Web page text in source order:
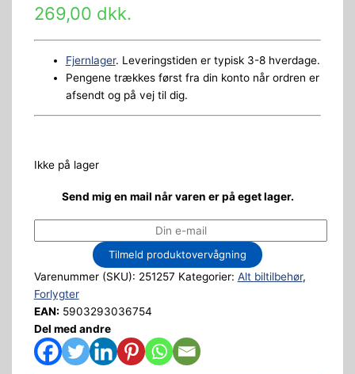
269,00 dkk.
Fjernlager. Leveringstiden er typisk 3-8 hverdage.
Pengene trækkes først fra din konto når ordren er
afsendt og på vej til dig.
Ikke på lager
Send mig en mail når varen er på eget lager.
Tilmeld produktovervågning
Varenummer (SKU): 251257 Kategorier: Alt biltilbehør,
Forlygter
EAN: 5903293036754
Del med andre